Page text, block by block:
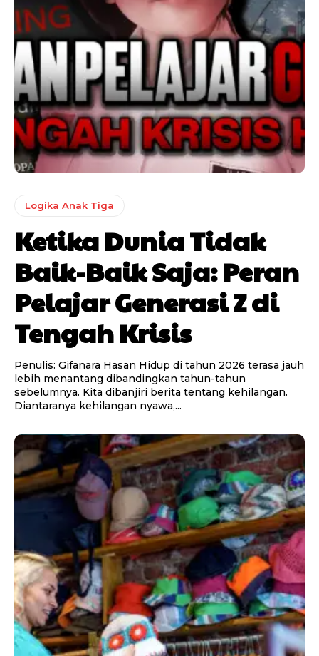
Logika Anak Tiga
Ketika Dunia Tidak
Baik-Baik Saja: Peran
Pelajar Generasi Z di
Tengah Krisis
Penulis: Gifanara Hasan Hidup di tahun 2026 terasa jauh
lebih menantang dibandingkan tahun-tahun
sebelumnya. Kita dibanjiri berita tentang kehilangan.
Diantaranya kehilangan nyawa,...